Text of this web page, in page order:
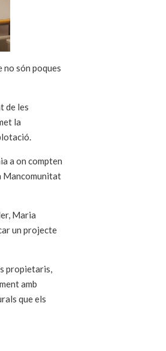
són poques
de les
la
a on compten
Mancomunitat
Maria
un projecte
propietaris,
amb
que els